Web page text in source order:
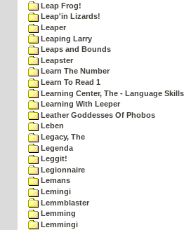
Leap Frog!
Leap'in Lizards!
Leaper
Leaping Larry
Leaps and Bounds
Leapster
Learn The Number
Learn To Read 1
Learning Center, The - Language Skills
Learning With Leeper
Leather Goddesses Of Phobos
Leben
Legacy, The
Legenda
Leggit!
Legionnaire
Lemans
Lemingi
Lemmblaster
Lemming
Lemmingi